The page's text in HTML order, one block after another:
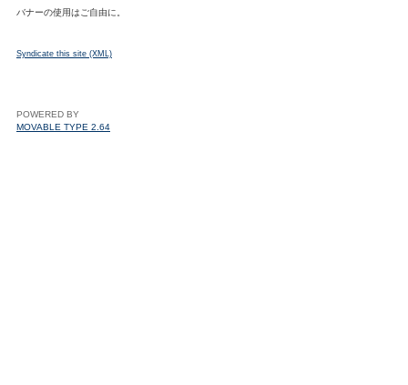
バナーの使用はご自由に。
Syndicate this site (XML)
POWERED BY
MOVABLE TYPE 2.64